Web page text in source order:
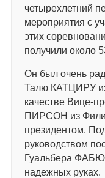
четырехлетний
мероприятия с
этих
получили около
Он был очень
Талю КАТЦИРУ
качестве Вице-
ПИРСОН из
президентом.
руководством
Гуальбера
надежных руках.